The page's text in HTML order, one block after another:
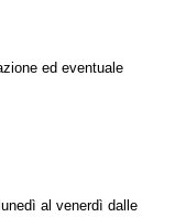
ed eventuale
al venerdì dalle